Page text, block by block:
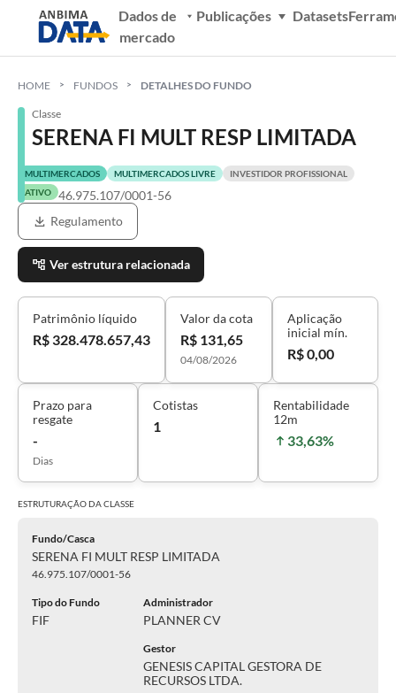
Dados de
mercado
Publicações Datasets
HOME FUNDOS DETALHES DO FUNDO
Classe
SERENA FI MULT RESP LIMITADA
MULTIMERCADOS MULTIMERCADOS LIVRE
INVESTIDOR PROFISSIONAL
ATIVO
46.975.107/0001-56
Regulamento
Ver estrutura relacionada
Patrimônio líquido
R$ 328.478.657,43
Valor da cota
R$ 131,65
04/08/2026
Aplicação
inicial mín.
R$ 0,00
Prazo para
resgate
-
Dias
Cotistas
1
Rentabilidade
12m
33,63%
ESTRUTURAÇÃO DACLASSE
Fundo/Casca
SERENA FI MULT RESP LIMITADA
46.975.107/0001-56
Tipo do Fundo
FIF
Administrador
PLANNER CV
Gestor
GENESIS CAPITAL GESTORA DE
RECURSOS LTDA.